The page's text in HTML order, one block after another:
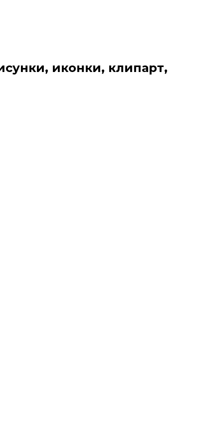
иконки, клипарт,